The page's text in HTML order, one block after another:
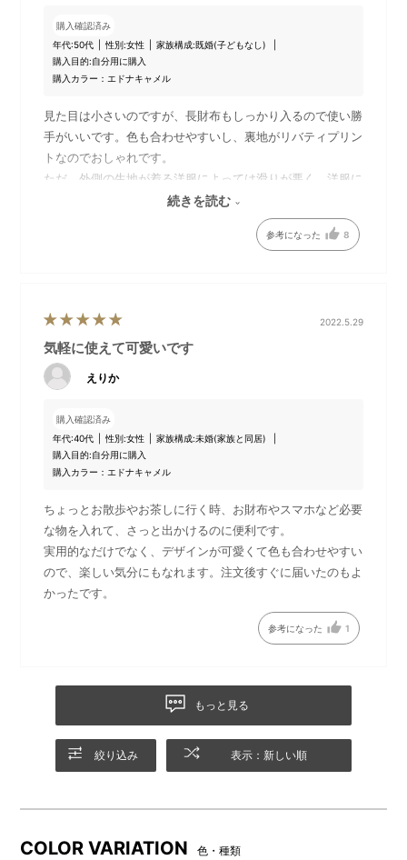
収納イメージ
ショートサイズのボトルや長
財布も収納できるサイズ感で
外側のオープンポケットは、
カードホルダー
内装のリバティプリントと同
じ柄のカードホルダーがポイ
ントです。
ストラップは長さの調節が可
ドナ)」の柄が利いたデザイン
■カラーバリエーション
購入確認済み
年代:50代 性別:女性 家族構成:既婚(子どもなし)
購入目的:自分用に購入
購入カラー：エドナキャメル
見た目は小さいのですが、長財布もしっかり入るので使い勝
手がいいです。色も合わせやすいし、裏地がリバティプリン
トなのでおしゃれです。
ただ、外側の生地が着る洋服によっては滑りが悪く、洋服に
毛羽立ちができるので1点ひきました。特にウール素材は要
続きを読む
参考になった 8
2022.5.29
気軽に使えて可愛いです
えりか
購入確認済み
年代:40代 性別:女性 家族構成:未婚(家族と同居)
購入目的:自分用に購入
購入カラー：エドナキャメル
ちょっとお散歩やお茶しに行く時、お財布やスマホなど必要
な物を入れて、さっと出かけるのに便利です。
実用的なだけでなく、デザインが可愛くて色も合わせやすい
ので、楽しい気分にもなれます。注文後すぐに届いたのもよ
かったです。
参考になった 1
もっと見る
絞り込み 表示：新しい順
COLOR VARIATION 色・種類